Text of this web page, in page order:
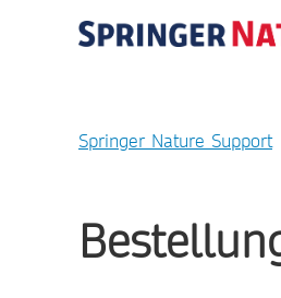
Springer Nature Support